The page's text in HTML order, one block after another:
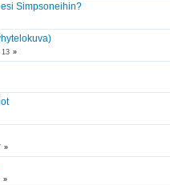
Simpsoneihin?
13 »
»
»